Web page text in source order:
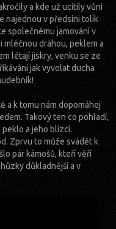
a kde už ucítily vůni
najednou v předsíni tolik
společnému jamování v
dráhou, peklem a
létají jiskry, venku se ze
jak vyvolat ducha
a k tomu nám dopomáhej
Takový ten co pohladí,
peklo a jeho blízcí.
Zprvu to může svádět k
pár kámošů, kteří věří
důkladnější a v